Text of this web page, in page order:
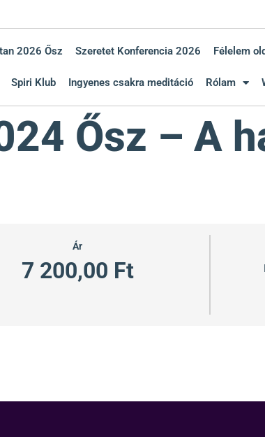
2026 Ősz Szeretet Konferencia 2026 Félelem
Spiri Klub Ingyenes csakra meditáció Rólam
Ősz – A
Ár
7 200,00 Ft